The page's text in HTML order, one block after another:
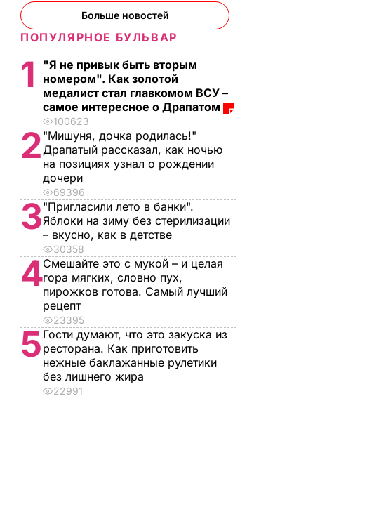
Больше новостей
ПОПУЛЯРНОЕ БУЛЬВАР
1
"Я не привык быть вторым
номером". Как золотой
медалист стал главкомом ВСУ –
самое интересное о Драпатом
100623
2 "Мишуня, дочка родилась!"
Драпатый рассказал, как ночью
на позициях узнал о рождении
дочери
69396
3"Пригласили лето в банки".
Яблоки на зиму без стерилизации
– вкусно, как в детстве
30358
4Смешайте это с мукой – и целая
гора мягких, словно пух,
пирожков готова. Самый лучший
рецепт
23395
5 Гости думают, что это закуска из
ресторана. Как приготовить
нежные баклажанные рулетики
без лишнего жира
22991